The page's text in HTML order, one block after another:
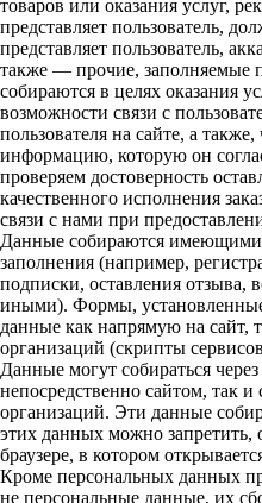
товаров или оказания услуг,
представляет пользователь,
представляет пользователь,
также — прочие, заполняемые
собираются в целях оказания
возможности связи с
пользователя на сайте, а
информацию, которую он
проверяем достоверность
качественного исполнения
связи с нами при
Данные собираются
заполнения (например,
подписки, оставления отзыва,
иными). Формы, установленные
данные как напрямую на сайт,
организаций (скрипты
Данные могут собираться
непосредственно сайтом, так
организаций. Эти данные
этих данных можно запретить,
браузере, в котором
Кроме персональных данных
не персональные данные, их